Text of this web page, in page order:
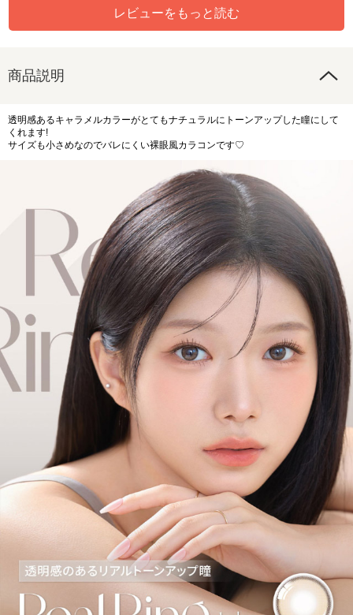
レビューをもっと読む
商品説明
透明感あるキャラメルカラーがとてもナチュラルにトーンアップした瞳にして
くれます!
サイズも小さめなのでバレにくい裸眼風カラコンです♡